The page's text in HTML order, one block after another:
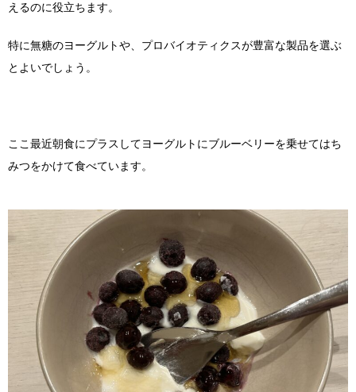
えるのに役立ちます。
特に無糖のヨーグルトや、プロバイオティクスが豊富な製品を選ぶ
とよいでしょう。
ここ最近朝食にプラスしてヨーグルトにブルーベリーを乗せてはち
みつをかけて食べています。